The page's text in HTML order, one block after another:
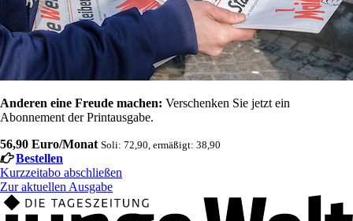
Anderen eine Freude machen: Verschenken Sie jetzt ein
Abonnement der Printausgabe.
56,90 Euro/Monat Soli: 72,90, ermäßigt: 38,90
Bestellen
Kurzzeitabo abschließen
Zur aktuellen Ausgabe